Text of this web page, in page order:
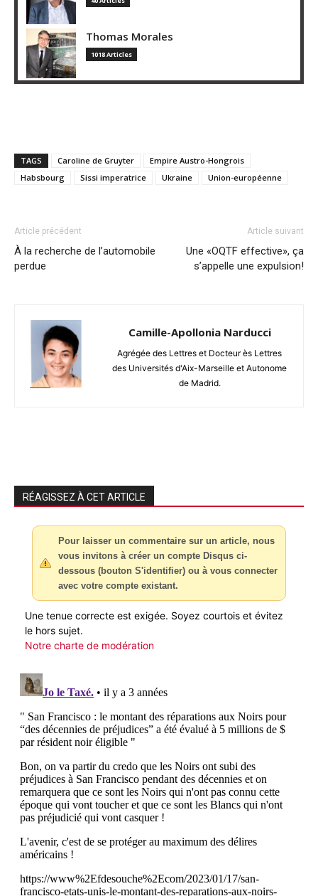
Thomas Morales
1018 Articles
TAGS Caroline de Gruyter
Empire Austro-Hongrois
Habsbourg
Sissi imperatrice Ukraine Union-européenne
Article précédent
À la recherche de l’automobile
perdue
Article suivant
Une «OQTF effective», ça
s’appelle une expulsion!
Camille-Apollonia Narducci
Agrégée des Lettres et Docteur ès Lettres
des Universités d'Aix-Marseille et Autonome
de Madrid.
RÉAGISSEZ À CET ARTICLE
Pour laisser un commentaire sur un article, nous
vous invitons à créer un compte Disqus ci-
dessous (bouton S'identifier) ou à vous connecter
avec votre compte existant.
Une tenue correcte est exigée. Soyez courtois et évitez
le hors sujet.
Notre charte de modération